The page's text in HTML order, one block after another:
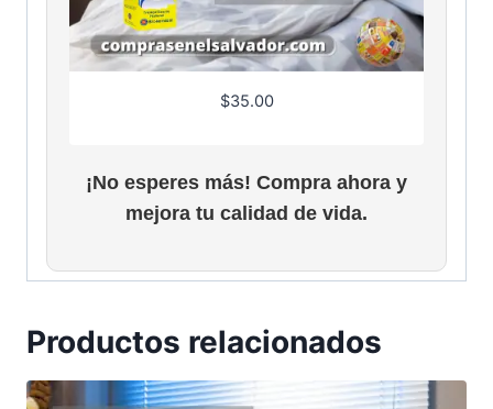
9
6
$35.00
¡No esperes más! Compra ahora y
mejora tu calidad de vida.
Productos relacionados